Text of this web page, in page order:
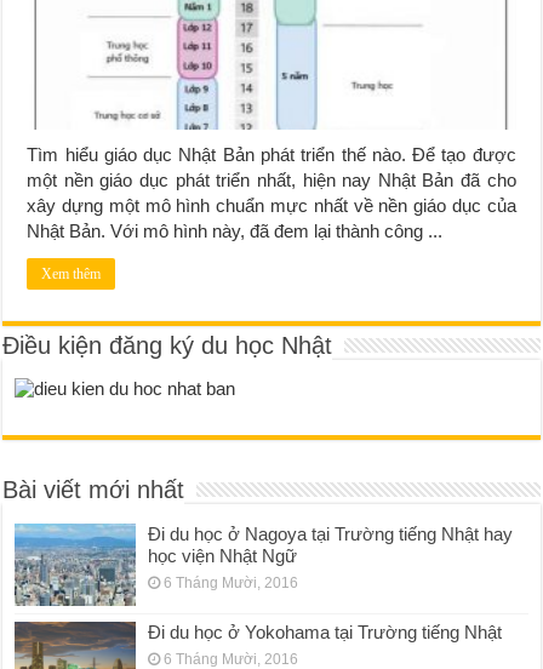
Tìm hiểu giáo dục Nhật Bản phát triển thế nào. Để tạo được
một nền giáo dục phát triển nhất, hiện nay Nhật Bản đã cho
xây dựng một mô hình chuẩn mực nhất về nền giáo dục của
Nhật Bản. Với mô hình này, đã đem lại thành công ...
Xem thêm
Điều kiện đăng ký du học Nhật
Bài viết mới nhất
Đi du học ở Nagoya tại Trường tiếng Nhật hay
học viện Nhật Ngữ
6 Tháng Mười, 2016
Đi du học ở Yokohama tại Trường tiếng Nhật
6 Tháng Mười, 2016